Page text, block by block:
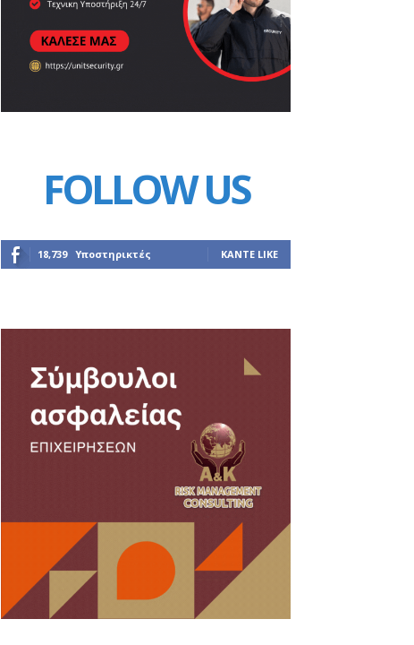
FOLLOW US
18,739 Υποστηρικτές ΚΆΝΤΕ LIKE